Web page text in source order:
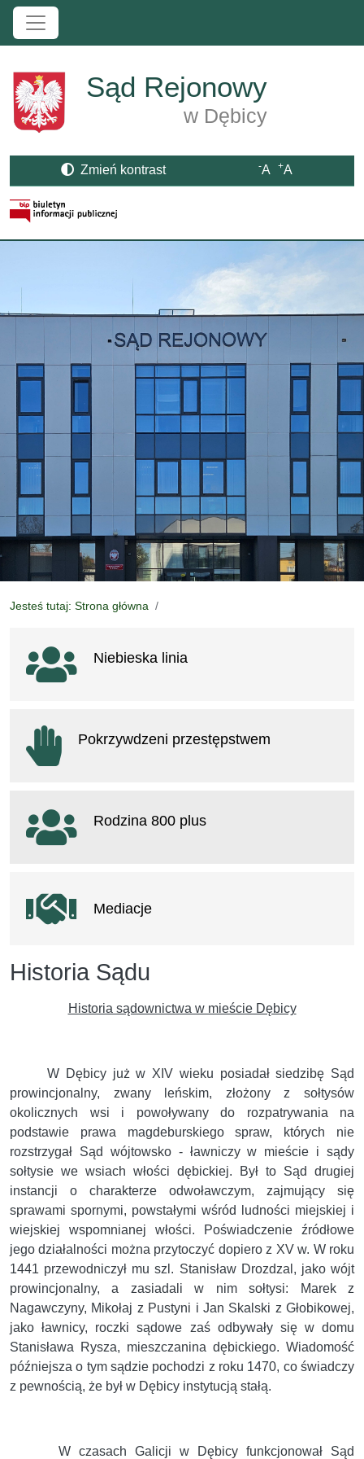
Przejdź do treści
Sąd Rejonowy
w Dębicy
Zmień kontrast -A +A
Strona BIP otwiera się w nowym oknie
Jesteś tutaj: Strona główna
Historia Sądu
Historia sądownictwa w mieście Dębicy
W Dębicy już w XIV wieku posiadał siedzibę Sąd
prowincjonalny, zwany leńskim, złożony z sołtysów
okolicznych wsi i powoływany do rozpatrywania na
podstawie prawa magdeburskiego spraw, których nie
rozstrzygał Sąd wójtowsko - ławniczy w mieście i sądy
sołtysie we wsiach włości dębickiej. Był to Sąd drugiej
instancji o charakterze odwoławczym, zajmujący się
sprawami spornymi, powstałymi wśród ludności miejskiej i
wiejskiej wspomnianej włości. Poświadczenie źródłowe
jego działalności można przytoczyć dopiero z XV w. W roku
1441 przewodniczył mu szl. Stanisław Drozdzal, jako wójt
prowincjonalny, a zasiadali w nim sołtysi: Marek z
Nagawczyny, Mikołaj z Pustyni i Jan Skalski z Głobikowej,
jako ławnicy, roczki sądowe zaś odbywały się w domu
Stanisława Rysza, mieszczanina dębickiego. Wiadomość
późniejsza o tym sądzie pochodzi z roku 1470, co świadczy
z pewnością, że był w Dębicy instytucją stałą.
W czasach Galicji w Dębicy funkcjonował Sąd
Ważne linki
Niebieska linia
Pokrzywdzeni przestępstwem
Rodzina 800 plus
Mediacje